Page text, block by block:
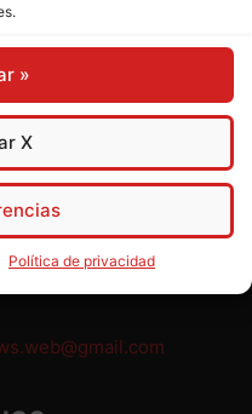
»
X
Política de privacidad
o ayudas públicas o
directivos, redactores y
alguna. Realizamos
a la verdad y a la
divulgando nuestro
sugiriendo temas
o asunto de interés.